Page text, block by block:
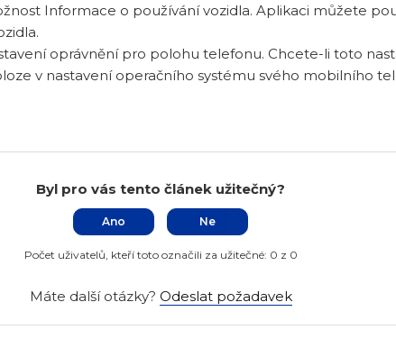
Informace o používání vozidla. Aplikaci můžete
oprávnění pro polohu telefonu. Chcete-li toto
v nastavení operačního systému svého mobilního
Byl pro vás tento článek užitečný?
Ano Ne
Počet uživatelů, kteří toto označili za užitečné: 0 z 0
Máte další otázky? Odeslat požadavek